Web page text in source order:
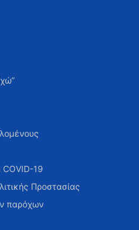
COVID-19
Προστασίας
παρόχων